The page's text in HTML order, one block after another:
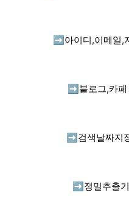
➡️ 아이디,이메일,
➡️ 블로그,카
➡️ 검색날짜지
➡️ 정밀추출